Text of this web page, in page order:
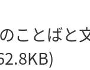
ことばと